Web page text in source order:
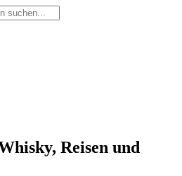
Reisen und